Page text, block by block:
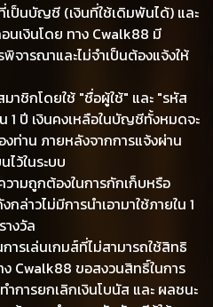
เป็นบัญชี (เงินที่ใช้เดิมพันได้) และ
นเงินโดย ทาง Cwalk88 มี
จารณาและไม่จำเป็นต้องแจ้งให้
มาชิกโดยใช้ "ชื่อผู้ใช้" และ "รหัส
1 ปี เงินคงเหลือในบัญชีทั้งหมดจะ
าน ภายหลังจากการแจ้งผ่าน
ไว้ในระบบ
ามถูกต้องในการกักเก็บหรือ
ล่าวไม่มีการนำเอามาใช้ภายใน 1
างวัล
ารเล่นเกมส์ที่ไม่สามารถใช้สิทธิ
Cwalk88 ขอสงวนสิทธิ์ในการ
ำการยกเลิกเงินโบนัส และ ผลชนะ